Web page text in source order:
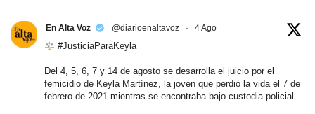
En Alta Voz @diarioenaltavoz · 4 Ago
#JusticiaParaKeyla
Del 4, 5, 6, 7 y 14 de agosto se desarrolla el juicio por el
femicidio de Keyla Martínez, la joven que perdió la vida el 7 de
febrero de 2021 mientras se encontraba bajo custodia policial.